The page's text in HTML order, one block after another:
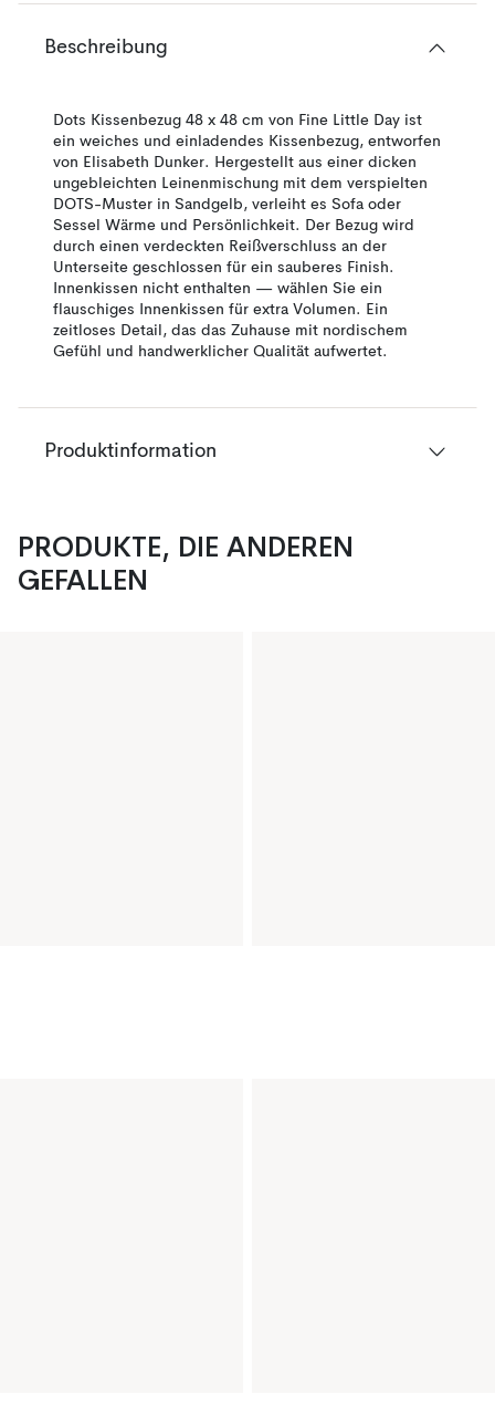
Beschreibung
Dots Kissenbezug 48 x 48 cm von Fine Little Day ist
ein weiches und einladendes Kissenbezug, entworfen
von Elisabeth Dunker. Hergestellt aus einer dicken
ungebleichten Leinenmischung mit dem verspielten
DOTS-Muster in Sandgelb, verleiht es Sofa oder
Sessel Wärme und Persönlichkeit. Der Bezug wird
durch einen verdeckten Reißverschluss an der
Unterseite geschlossen für ein sauberes Finish.
Innenkissen nicht enthalten — wählen Sie ein
flauschiges Innenkissen für extra Volumen. Ein
zeitloses Detail, das das Zuhause mit nordischem
Gefühl und handwerklicher Qualität aufwertet.
Produktinformation
PRODUKTE, DIE ANDEREN
GEFALLEN